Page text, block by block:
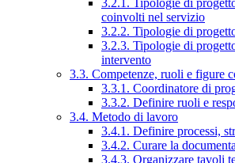
3.2.1. Tipologie di
coinvolti nel servizio
3.2.2. Tipologie di
3.2.3. Tipologie di
intervento
3.3. Competenze, ruoli e figure
3.3.1. Coordinatore di
3.3.2. Definire ruoli e
3.4. Metodo di lavoro
3.4.1. Definire processi,
3.4.2. Curare la
3.4.3. Organizzare tavoli